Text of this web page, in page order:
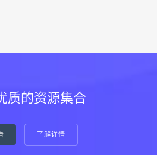
质的资源集合
了解详情